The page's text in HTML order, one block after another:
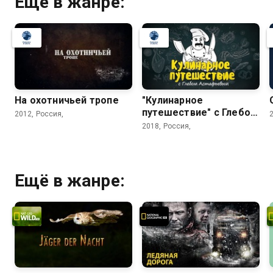
На охотничьей тропе
2012, Россия,
"Кулинарное
путешествие" с Глебом
Астафьевым
2018, Россия,
Ещё в жанре: